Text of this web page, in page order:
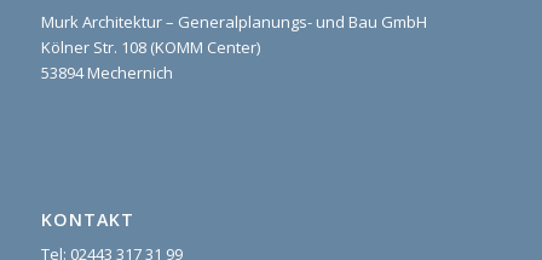
Murk Architektur – Generalplanungs- und Bau GmbH
Kölner Str. 108 (KOMM Center)
53894 Mechernich
KONTAKT
Tel: 02443 317 31 99